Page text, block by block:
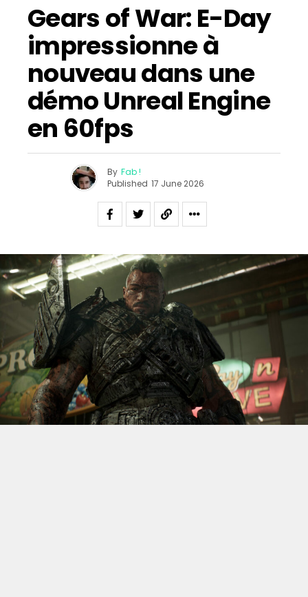
Gears of War: E-Day
impressionne à
nouveau dans une
démo Unreal Engine
en 60fps
By Fab !
Published 17 June 2026